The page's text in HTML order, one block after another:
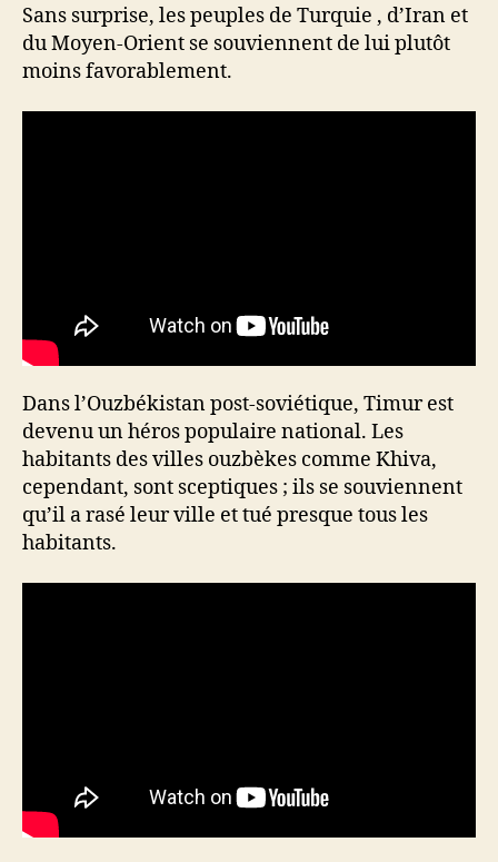
Sans surprise, les peuples de Turquie , d’Iran et
du Moyen-Orient se souviennent de lui plutôt
moins favorablement.
Dans l’Ouzbékistan post-soviétique, Timur est
devenu un héros populaire national. Les
habitants des villes ouzbèkes comme Khiva,
cependant, sont sceptiques ; ils se souviennent
qu’il a rasé leur ville et tué presque tous les
habitants.